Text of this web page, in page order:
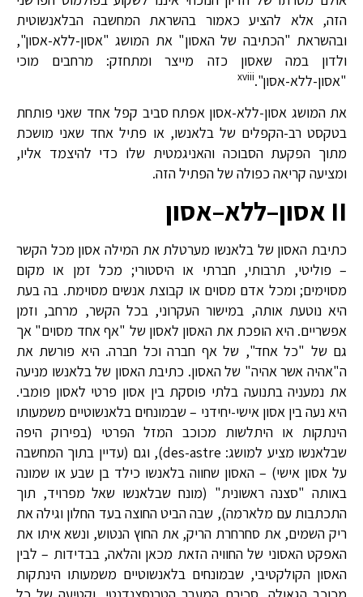
הזה, אלא להציע כאמור בהשראת המחשבה הבלאנשוטית
ובהשראת "הכתיבה של האסון" את המושג "אסון-ללא-אסון",
ולדון במה שאסון כזה מייצר ומתחזק: מרחבים מוכי
"אסון-ללא-אסון".xviii
את המושג אסון-ללא-אסון אפתח סביב קפל אחד שאני פותחת
בטקסט רב-הקפלים של בלאנשו, או פתיל אחד שאני מושכת
מתוך הפקעת הסבוכה והאניגמטית שלו כדי להיצמד אליו,
ומציעה קריאה כפולה של הפתיל הזה.
II אסון–ללא–אסון
כתיבת האסון של בלאנשו מערטלת את המילה אסון מכל הקשר
– פוליטי, תרבותי, חברתי או היסטורי; מכל זמן או מקום
מסוימים; ומכל אדם מסוים או קבוצת אנשים מסוימת. בה בעת
היא נוטעת אותה, במישור העקרוני, בכל הקשר, מרחב, וזמן
אפשריים. היא הופכת את האסון לאסון של "אף אחד מסוים" אך
גם של "כל אחד", של אף חברה וכל חברה. היא פורשת את
ה"אהיה אשר אהיה" של האסון. כתיבת האסון של בלאנשו מניעה
את נמעניה בתנועה בלתי פוסקת בין אסון פרטי לאסון פומבי.
היא נעה בין אסון אישי-יחידני – שבמונחים בלאנשוטיים משמעותו
הינתקות או היתלשות מכוכב המזל הפרטי (בפירוק היפה
שבלאנשו מציע למושג: des-astre), וגם (עדיין בתוך המחשבה
על אסון אישי) – האסון שחווה בלאנשו כילד בן שבע או שמונה
באותה "סצנה ראשונית" (מונח שבלאנשו שאל מפרויד, תוך
התכתבות עם מלארמה), שבה הביט החוצה בעד החלון וגילה את
ריק השמים, את סחרחרת הריק, את החוץ הנטוש, ונשא איתו את
האפקט האסוני של החוויה הזאת מכאן והלאה, בבדידות – לבין
האסון הקולקטיבי, שבמונחים בלאנשוטיים משמעותו הינתקות